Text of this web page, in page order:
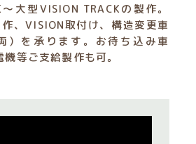
大型VISION TRACKの製作。
、VISION取付け、構造変更車
）を承ります。お待ち込み車
等ご支給製作も可。